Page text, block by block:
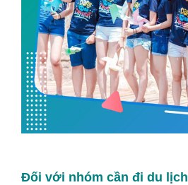
Đối với nhóm cần đi du lịch